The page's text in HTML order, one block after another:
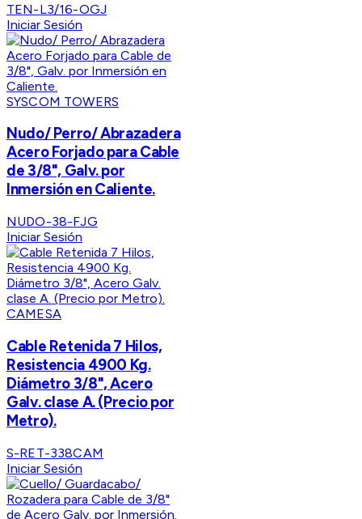
TEN-L3/16-OGJ
Iniciar Sesión
SYSCOM TOWERS
Nudo/ Perro/ Abrazadera
Acero Forjado para Cable
de 3/8", Galv. por
Inmersión en Caliente.
NUDO-38-FJG
Iniciar Sesión
CAMESA
Cable Retenida 7 Hilos,
Resistencia 4900 Kg.
Diámetro 3/8", Acero
Galv. clase A. (Precio por
Metro).
S-RET-338CAM
Iniciar Sesión